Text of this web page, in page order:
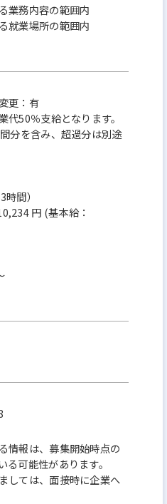
業務内容の範囲内
就業場所の範囲内
更：有
50％支給となります。
分を含み、超過分は別途
間）
円 (基本給：
情報は、募集開始時点の
る可能性があります。
しては、面接時に企業へ